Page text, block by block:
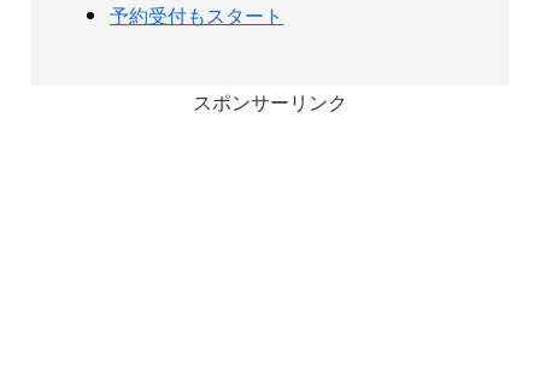
予約受付もスタート
スポンサーリンク